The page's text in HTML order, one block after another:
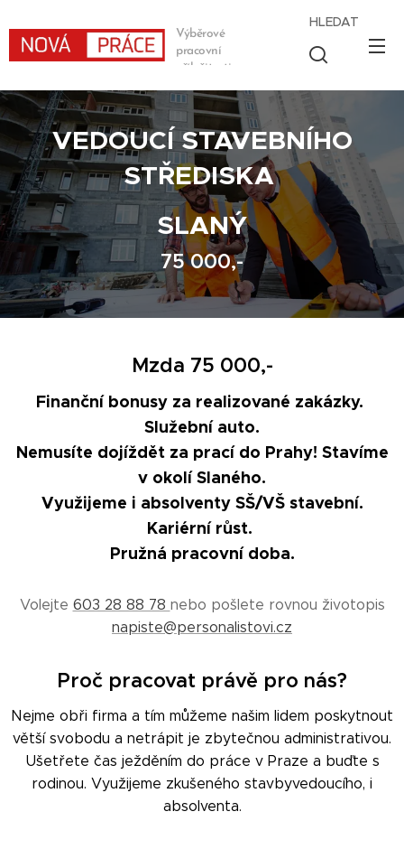
Výběrové
pracovní
příležitosti
HLEDAT
VEDOUCÍ STAVEBNÍHO
STŘEDISKA
SLANÝ
75 000,-
Mzda 75 000,-
Finanční bonusy za realizované zakázky.
Služební auto.
Nemusíte dojíždět za prací do Prahy! Stavíme
v okolí Slaného.
Využijeme i absolventy SŠ/VŠ stavební.
Kariérní růst.
Pružná pracovní doba.
Volejte 603 28 88 78 nebo pošlete rovnou životopis
napiste@personalistovi.cz
Proč pracovat právě pro nás?
Nejme obři firma a tím můžeme našim lidem poskytnout
větší svobodu a netrápit je zbytečnou administrativou.
Ušetřete čas ježděním do práce v Praze a buďte s
rodinou. Využijeme zkušeného stavbyvedoucího, i
absolventa.